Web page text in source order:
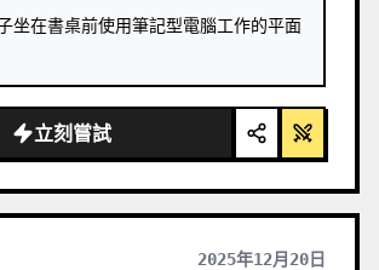
坐在書桌前使用筆記型電腦工作的平面
立刻嘗試
2025年12月20日